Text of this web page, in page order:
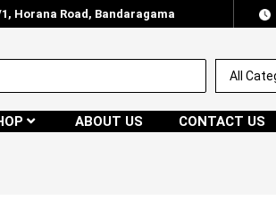
1, Horana Road, Bandaragama
ABOUT US CONTACT US